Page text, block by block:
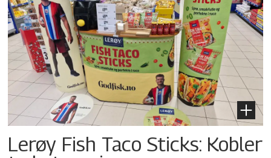
Lerøy Fish Taco Sticks: Kobler